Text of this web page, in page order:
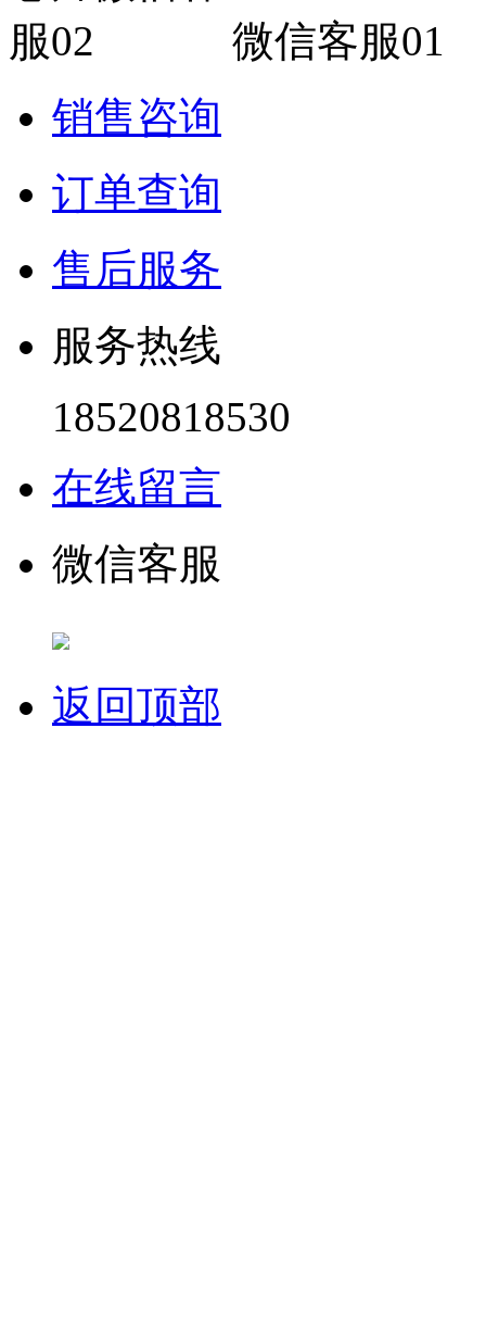
微信客服01
销售咨询
订单查询
售后服务
服务热线
18520818530
在线留言
微信客服
返回顶部